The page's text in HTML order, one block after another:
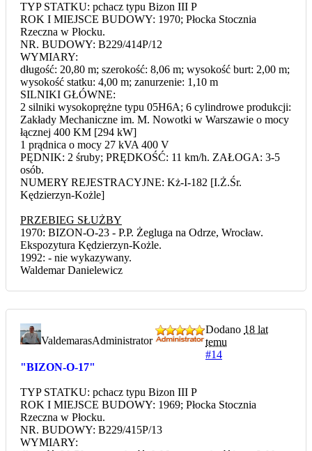
TYP STATKU: pchacz typu Bizon III P
ROK I MIEJSCE BUDOWY: 1970; Płocka Stocznia
Rzeczna w Płocku.
NR. BUDOWY: B229/414P/12
WYMIARY:
długość: 20,80 m; szerokość: 8,06 m; wysokość burt: 2,00 m;
wysokość statku: 4,00 m; zanurzenie: 1,10 m
SILNIKI GŁÓWNE:
2 silniki wysokoprężne typu 05H6A; 6 cylindrowe produkcji:
Zakłady Mechaniczne im. M. Nowotki w Warszawie o mocy
łącznej 400 KM [294 kW]
1 prądnica o mocy 27 kVA 400 V
PĘDNIK: 2 śruby; PRĘDKOŚĆ: 11 km/h. ZAŁOGA: 3-5
osób.
NUMERY REJESTRACYJNE: Kż-I-182 [I.Ż.Śr.
Kędzierzyn-Kożle]
PRZEBIEG SŁUŻBY
1970: BIZON-O-23 - P.P. Żegluga na Odrze, Wrocław.
Ekspozytura Kędzierzyn-Kożle.
1992: - nie wykazywany.
Waldemar Danielewicz
ValdemarasAdministrator
Dodano 18 lat
temu
#14
"BIZON-O-17"
TYP STATKU: pchacz typu Bizon III P
ROK I MIEJSCE BUDOWY: 1969; Płocka Stocznia
Rzeczna w Płocku.
NR. BUDOWY: B229/415P/13
WYMIARY: